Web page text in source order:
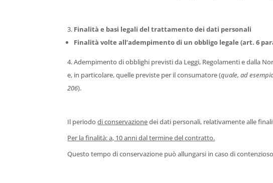
Finalità e basi legali del trattamento dei dati personali
Finalità volte all’adempimento di un obbligo legale (art. 6
Adempimento di obblighi previsti da Leggi, Regolamenti e dalla
e, in particolare, quelle previste per il consumatore (quale, ad
206).
Il periododi conservazionedei dati personali, relativamente alle
Per la finalità: a, 10 anni dal termine del contratto.
Questo tempo di conservazione può allungarsi in caso di